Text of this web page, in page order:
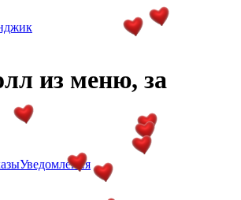
из меню, за
Уведомления